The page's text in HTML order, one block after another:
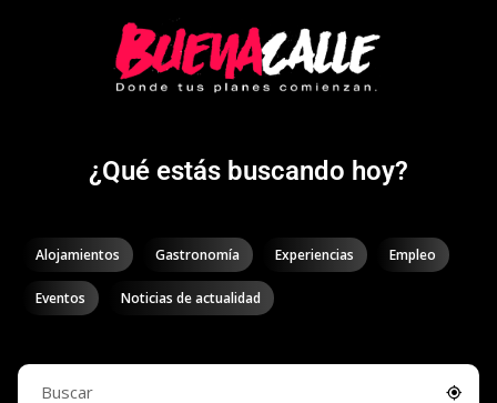
¿Qué estás buscando hoy?
Alojamientos Gastronomía Experiencias Empleo
Eventos Noticias de actualidad